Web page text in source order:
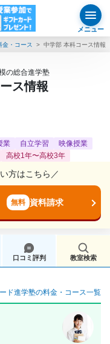
メニュー
金・コース 中学部 本科コース情報
の総合進学塾
ス情報
業 自立学習
映像授業
高校1年〜高校3年
方はこちら／
無料 資料請求
口コミ評判 教室検索
ド進学塾の料金・コース一覧